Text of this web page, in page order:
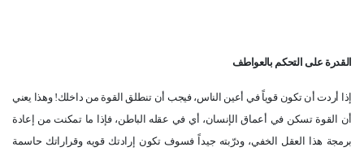
القدرة على التحكم بالعواطف
إذا أردت أن تكون قوياً في أعين الناس، فيجب أن تنطلق القوة من داخلك! وهذا يعني
أن القوة تسكن في أعماق الإنسان، أي في عقله الباطن، فإذا ما تمكنت من إعادة
برمجة هذا العقل الخفي، ودرّبته جيداً فسوف تكون إرادتك قويه وقراراتك حاسمة